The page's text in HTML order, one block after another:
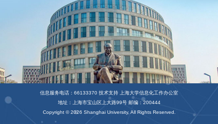
信息服务电话：66133370 技术支持 上海大学信息化工作办公室
地址：上海市宝山区上大路99号 邮编：200444
Copyright © 2026 Shanghai University, All Rights Reserved.